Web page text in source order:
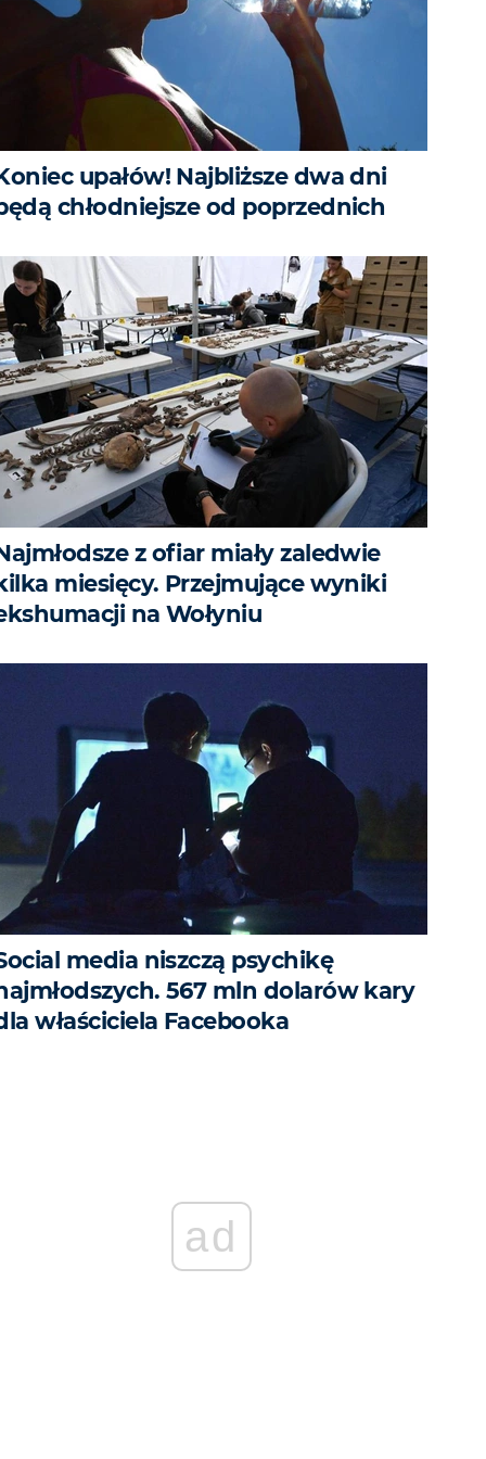
upałów! Najbliższe dwa dni
chłodniejsze od poprzednich
z ofiar miały zaledwie
miesięcy. Przejmujące wyniki
na Wołyniu
media niszczą psychikę
567 mln dolarów kary
właściciela Facebooka
ad